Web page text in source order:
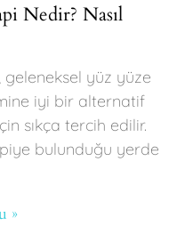
Nedir? Nasıl
yüz yüze
iyi bir alternatif
sıkça tercih edilir.
bulunduğu yerde
»